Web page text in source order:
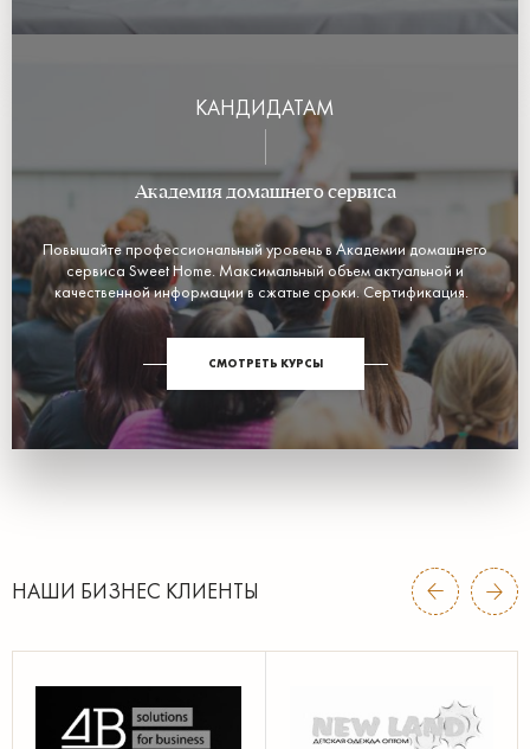
КАНДИДАТАМ
Академия домашнего сервиса
Повышайте профессиональный уровень в Академии домашнего
сервиса Sweet Home. Максимальный объем актуальной и
качественной информации в сжатые сроки. Сертификация.
СМОТРЕТЬ КУРСЫ
НАШИ БИЗНЕС КЛИЕНТЫ